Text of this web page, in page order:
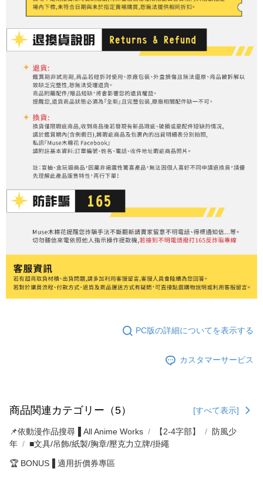
PC版の詳細についてを表示する
カスタマーサービス
商品関連カテゴリー（5） [すべて表示]
📌依動漫作品搜尋▐ All Anime Works 【2-4字部】
防風少
年
■文具/吊飾/紙製/胸章/壓克力立牌/掛繩
🏆 BONUS▐ 適用折價券專區